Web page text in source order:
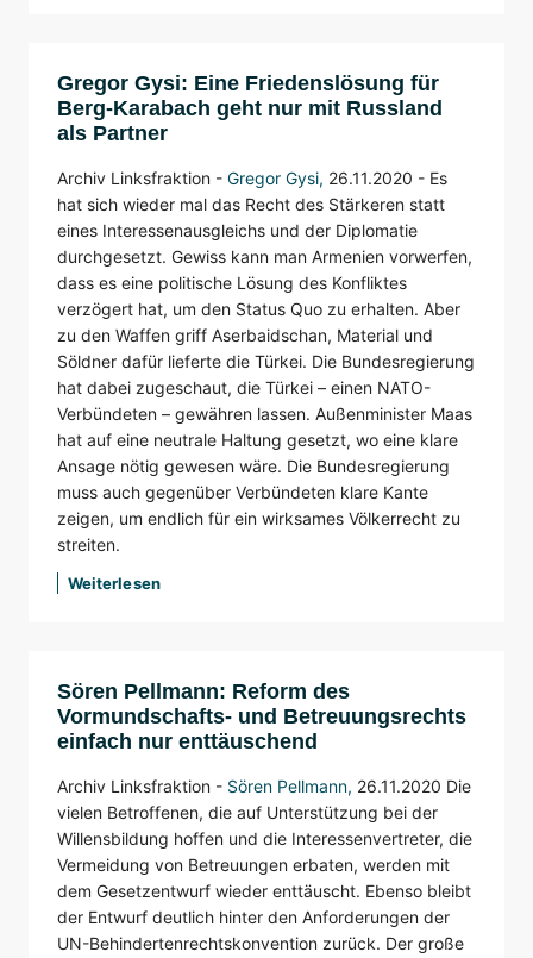
Gregor Gysi: Eine Friedenslösung für
Berg-Karabach geht nur mit Russland
als Partner
Archiv Linksfraktion - Gregor Gysi, 26.11.2020 - Es
hat sich wieder mal das Recht des Stärkeren statt
eines Interessenausgleichs und der Diplomatie
durchgesetzt. Gewiss kann man Armenien vorwerfen,
dass es eine politische Lösung des Konfliktes
verzögert hat, um den Status Quo zu erhalten. Aber
zu den Waffen griff Aserbaidschan, Material und
Söldner dafür lieferte die Türkei. Die Bundesregierung
hat dabei zugeschaut, die Türkei – einen NATO-
Verbündeten – gewähren lassen. Außenminister Maas
hat auf eine neutrale Haltung gesetzt, wo eine klare
Ansage nötig gewesen wäre. Die Bundesregierung
muss auch gegenüber Verbündeten klare Kante
zeigen, um endlich für ein wirksames Völkerrecht zu
streiten.
Weiterlesen
Sören Pellmann: Reform des
Vormundschafts- und Betreuungsrechts
einfach nur enttäuschend
Archiv Linksfraktion - Sören Pellmann, 26.11.2020 Die
vielen Betroffenen, die auf Unterstützung bei der
Willensbildung hoffen und die Interessenvertreter, die
Vermeidung von Betreuungen erbaten, werden mit
dem Gesetzentwurf wieder enttäuscht. Ebenso bleibt
der Entwurf deutlich hinter den Anforderungen der
UN-Behindertenrechtskonvention zurück. Der große